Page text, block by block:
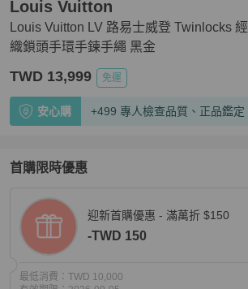
Louis Vuitton LV 路易士威登 Twinlocks
織鎖頭手環手鍊手繩 黑金
Louis Vuitton
TWD 13,999 免運
安心購 +499 專人檢查品質、正品鑑定
首購限時優惠
迎新首購優惠 - 滿萬折 $150
-TWD 150
最低消費： TWD 10,000